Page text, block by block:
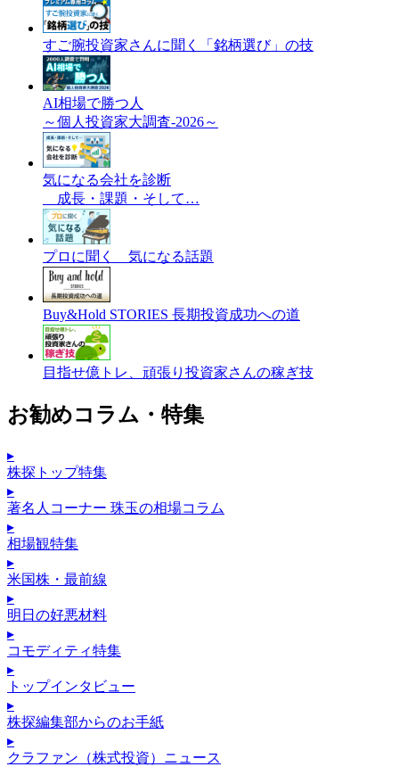
すご腕投資家さんに聞く「銘柄選び」の技
AI相場で勝つ人
～個人投資家大調査-2026～
気になる会社を診断
成長・課題・そして…
プロに聞く 気になる話題
Buy&Hold STORIES 長期投資成功への道
目指せ億トレ、頑張り投資家さんの稼ぎ技
お勧めコラム・特集
▸
株探トップ特集
▸
著名人コーナー 珠玉の相場コラム
▸
相場観特集
▸
米国株・最前線
▸
明日の好悪材料
▸
コモディティ特集
▸
トップインタビュー
▸
株探編集部からのお手紙
▸
クラファン（株式投資）ニュース